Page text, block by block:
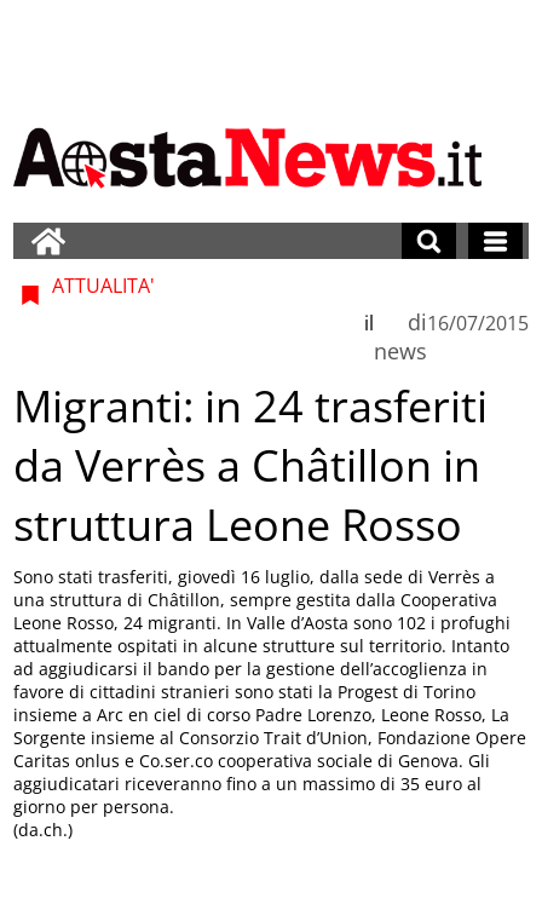
ATTUALITA'
di
news
il 16/07/2015
Migranti: in 24 trasferiti
da Verrès a Châtillon in
struttura Leone Rosso
Sono stati trasferiti, giovedì 16 luglio, dalla sede di Verrès a
una struttura di Châtillon, sempre gestita dalla Cooperativa
Leone Rosso, 24 migranti. In Valle d’Aosta sono 102 i profughi
attualmente ospitati in alcune strutture sul territorio. Intanto
ad aggiudicarsi il bando per la gestione dell’accoglienza in
favore di cittadini stranieri sono stati la Progest di Torino
insieme a Arc en ciel di corso Padre Lorenzo, Leone Rosso, La
Sorgente insieme al Consorzio Trait d’Union, Fondazione Opere
Caritas onlus e Co.ser.co cooperativa sociale di Genova. Gli
aggiudicatari riceveranno fino a un massimo di 35 euro al
giorno per persona.
(da.ch.)